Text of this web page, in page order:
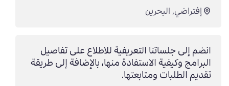
إفتراضي,البحرين
انضم إلى جلساتنا التعريفية للاطلاع على تفاصيل
البرامج وكيفية الاستفادة منها، بالإضافة إلى طريقة
تقديم الطلبات ومتابعتها.